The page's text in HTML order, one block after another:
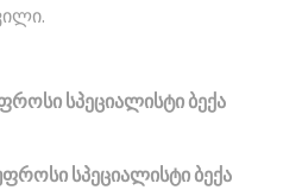
სპეციალისტი ბექა
სპეციალისტი ბექა